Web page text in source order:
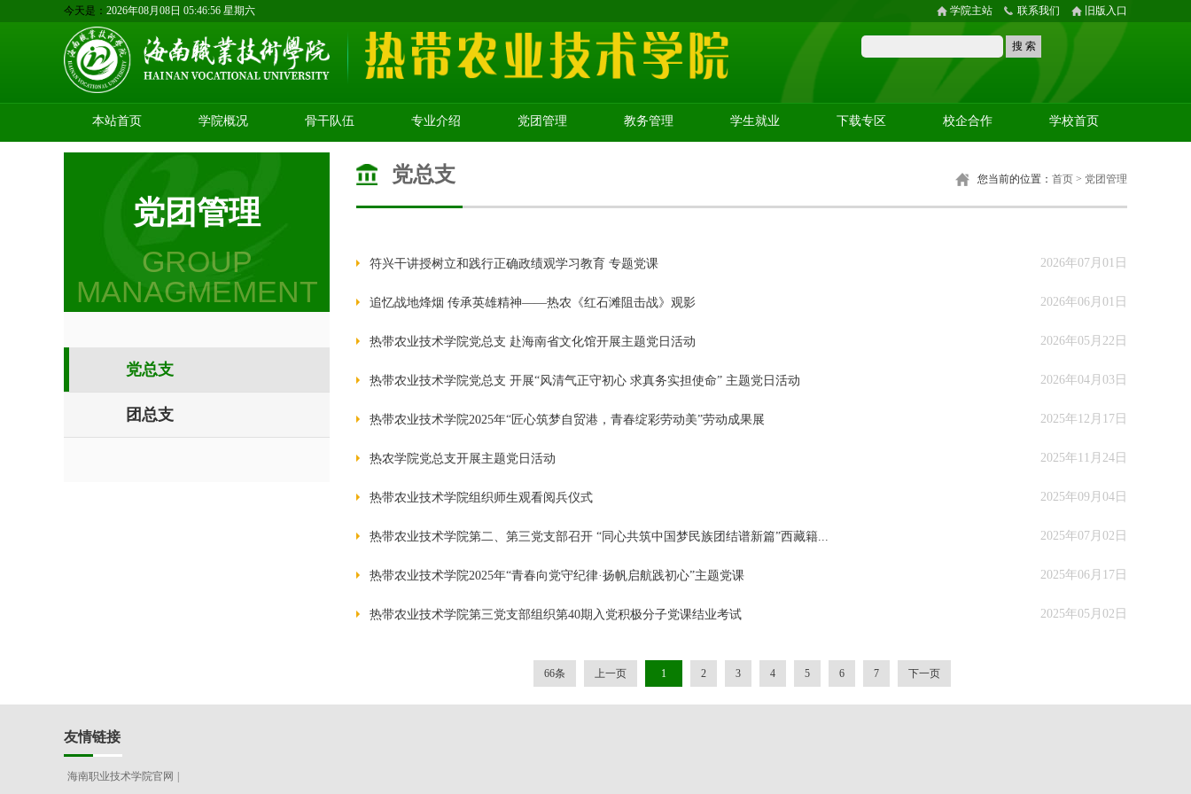
今天是： 2026年08月08日 05:46:57 星期六 学院主站 联系我们 旧版入口
本站首页 学院概况 骨干队伍 专业介绍 党团管理 教务管理 学生就业 下载专区 校企合作 学校首页
党团管理
GROUP
MANAGMEMENT
党总支
团总支
党总支 您当前的位置： 首页 > 党团管理
符兴干讲授树立和践行正确政绩观学习教育 专题党课 2026年07月01日
追忆战地烽烟 传承英雄精神——热农《红石滩阻击战》观影 2026年06月01日
热带农业技术学院党总支 赴海南省文化馆开展主题党日活动 2026年05月22日
热带农业技术学院党总支 开展“风清气正守初心 求真务实担使命” 主题党日活动 2026年04月03日
热带农业技术学院2025年“匠心筑梦自贸港，青春绽彩劳动美”劳动成果展 2025年12月17日
热农学院党总支开展主题党日活动 2025年11月24日
热带农业技术学院组织师生观看阅兵仪式 2025年09月04日
热带农业技术学院第二、第三党支部召开 “同心共筑中国梦民族团结谱新篇”西藏籍... 2025年07月02日
热带农业技术学院2025年“青春向党守纪律·扬帆启航践初心”主题党课 2025年06月17日
热带农业技术学院第三党支部组织第40期入党积极分子党课结业考试 2025年05月02日
66条 上一页 1 2 3 4 5 6 7 下一页
友情链接
海南职业技术学院官网